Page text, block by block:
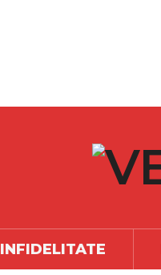
INFIDELITATE